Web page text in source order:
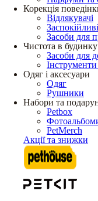
Корекція
Відлякувачі
Засоби для
Чистота в будинку
Засоби для
Одяг і аксесуари
Одяг
Рушники
Набори та
Petbox
PetMerch
Акції та знижки